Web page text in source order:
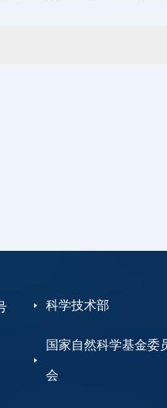
科学技术部
国家自然科学基金委
会